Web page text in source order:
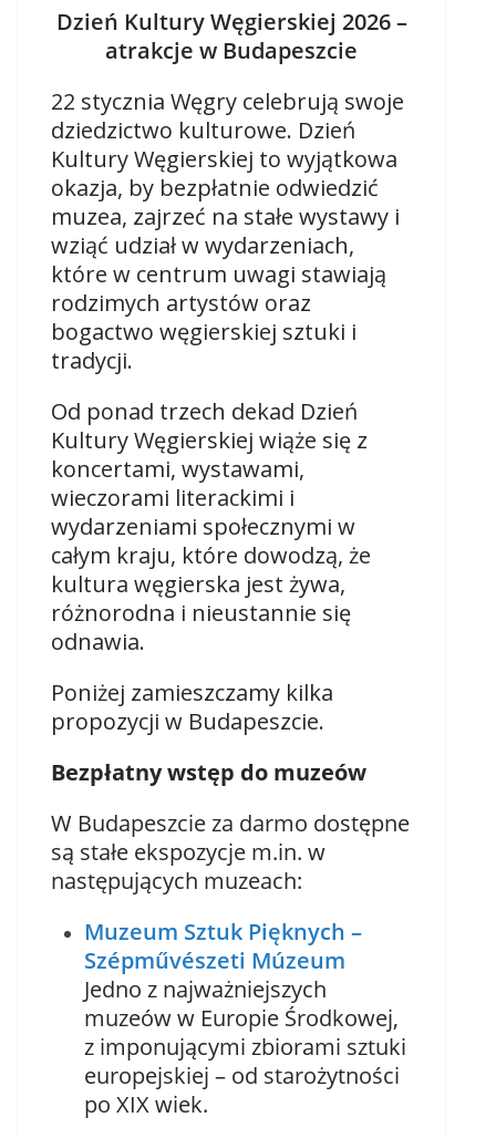
Dzień Kultury Węgierskiej 2026 –
atrakcje w Budapeszcie
22 stycznia Węgry celebrują swoje
dziedzictwo kulturowe. Dzień
Kultury Węgierskiej to wyjątkowa
okazja, by bezpłatnie odwiedzić
muzea, zajrzeć na stałe wystawy i
wziąć udział w wydarzeniach,
które w centrum uwagi stawiają
rodzimych artystów oraz
bogactwo węgierskiej sztuki i
tradycji.
Od ponad trzech dekad Dzień
Kultury Węgierskiej wiąże się z
koncertami, wystawami,
wieczorami literackimi i
wydarzeniami społecznymi w
całym kraju, które dowodzą, że
kultura węgierska jest żywa,
różnorodna i nieustannie się
odnawia.
Poniżej zamieszczamy kilka
propozycji w Budapeszcie.
Bezpłatny wstęp do muzeów
W Budapeszcie za darmo dostępne
są stałe ekspozycje m.in. w
następujących muzeach:
Muzeum Sztuk Pięknych –
Szépművészeti Múzeum
Jedno z najważniejszych
muzeów w Europie Środkowej,
z imponującymi zbiorami sztuki
europejskiej – od starożytności
po XIX wiek.